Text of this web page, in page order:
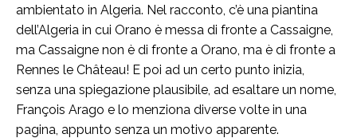
ambientato in Algeria. Nel racconto, c’è una piantina
dell’Algeria in cui Orano è messa di fronte a Cassaigne,
ma Cassaigne non è di fronte a Orano, ma è di fronte a
Rennes le Château! E poi ad un certo punto inizia,
senza una spiegazione plausibile, ad esaltare un nome,
François Arago e lo menziona diverse volte in una
pagina, appunto senza un motivo apparente.